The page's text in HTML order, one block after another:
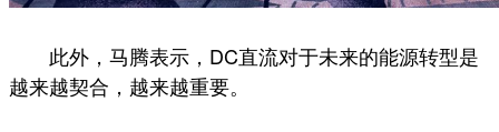
此外，马腾表示，DC直流对于未来的能源转型是
越来越契合，越来越重要。